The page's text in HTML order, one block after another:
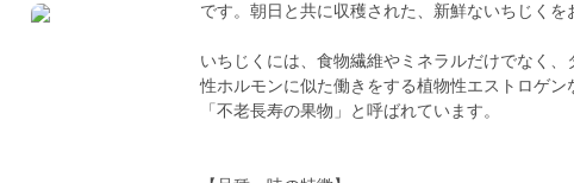
です。朝日と共に収穫された、新鮮ないちじくを
いちじくには、食物繊維やミネラルだけでなく
性ホルモンに似た働きをする植物性エストロゲ
「不老長寿の果物」と呼ばれています。